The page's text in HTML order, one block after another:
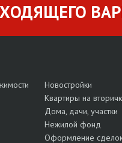
Новостройки
Квартиры на
Дома, дачи, участки
Нежилой фонд
Оформление